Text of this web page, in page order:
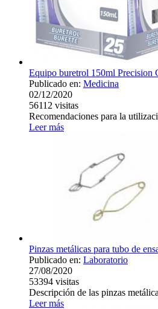
Equipo buretrol 150ml Precision
Publicado en: Medicina
02/12/2020
56112 visitas
Recomendaciones para la
Leer más
Pinzas metálicas para tubo de
Publicado en: Laboratorio
27/08/2020
53394 visitas
Descripción de las pinzas
Leer más